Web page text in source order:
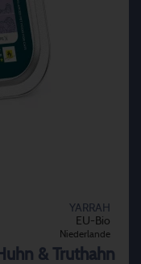
YARRAH
EU-Bio
Niederlande
& Truthahn